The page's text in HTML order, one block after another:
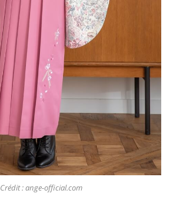
Crédit : ange-official.com